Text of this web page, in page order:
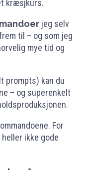
kræsjkurs.
jeg selv
til – og som jeg
mye tid og
prompts) kan du
– og superenkelt
For
ikke gode